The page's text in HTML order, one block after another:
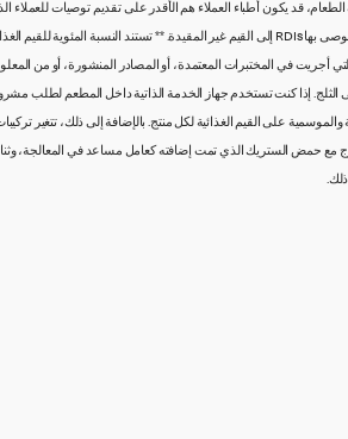
قد يكون أطباء العملاء هم الأقدر على تقديم توصيات للعملاء
التي أجريت في المختبرات المعتمدة، أو المصادر المنشورة، أو من
الثلج. إذا كنت تستخدم جهاز الخدمة الذاتية داخل المطعم لطلب
على القيم الغذائية لكل منتج. بالإضافة إلى ذلك، تتغير
مع حمض الستريك الذي تمت إضافته كعامل مساعد في المعالجة،